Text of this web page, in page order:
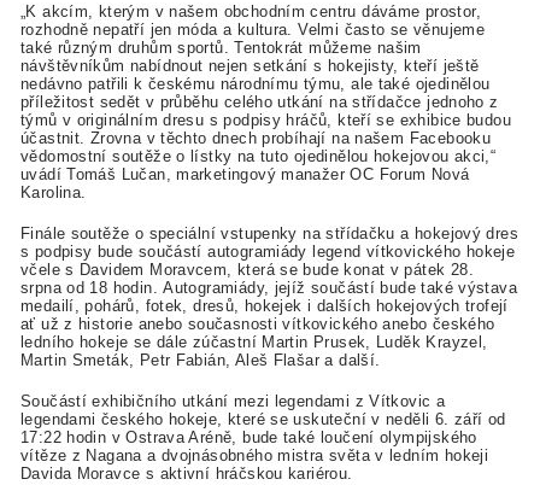
„K akcím, kterým v našem obchodním centru dáváme prostor,
rozhodně nepatří jen móda a kultura. Velmi často se věnujeme
také různým druhům sportů. Tentokrát můžeme našim
návštěvníkům nabídnout nejen setkání s hokejisty, kteří ještě
nedávno patřili k českému národnímu týmu, ale také ojedinělou
příležitost sedět v průběhu celého utkání na střídačce jednoho z
týmů v originálním dresu s podpisy hráčů, kteří se exhibice budou
účastnit. Zrovna v těchto dnech probíhají na našem Facebooku
vědomostní soutěže o lístky na tuto ojedinělou hokejovou akci,“
uvádí Tomáš Lučan, marketingový manažer OC Forum Nová
Karolina.
Finále soutěže o speciální vstupenky na střídačku a hokejový dres
s podpisy bude součástí autogramiády legend vítkovického hokeje
včele s Davidem Moravcem, která se bude konat v pátek 28.
srpna od 18 hodin. Autogramiády, jejíž součástí bude také výstava
medailí, pohárů, fotek, dresů, hokejek i dalších hokejových trofejí
ať už z historie anebo současnosti vítkovického anebo českého
ledního hokeje se dále zúčastní Martin Prusek, Luděk Krayzel,
Martin Smeták, Petr Fabián, Aleš Flašar a další.
Součástí exhibičního utkání mezi legendami z Vítkovic a
legendami českého hokeje, které se uskuteční v neděli 6. září od
17:22 hodin v Ostrava Aréně, bude také loučení olympijského
vítěze z Nagana a dvojnásobného mistra světa v ledním hokeji
Davida Moravce s aktivní hráčskou kariérou.